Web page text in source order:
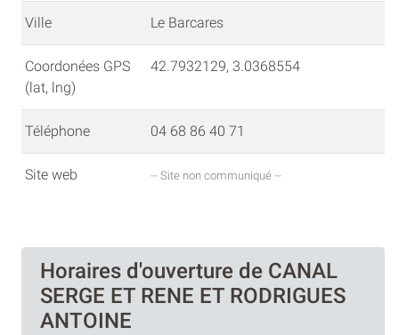
Ville Le Barcares
Coordonées GPS
(lat, lng)
42.7932129, 3.0368554
Téléphone 04 68 86 40 71
Site web -- Site non communiqué --
Horaires d'ouverture de CANAL
SERGE ET RENE ET RODRIGUES
ANTOINE